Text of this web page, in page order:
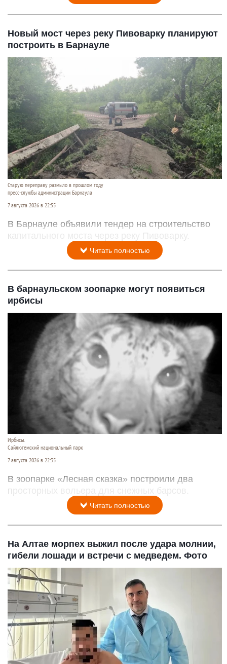
Новый мост через реку Пивоварку планируют
построить в Барнауле
Старую переправу размыло в прошлом году
пресс-службы администрации Барнаула
7 августа 2026 в 22:55
В Барнауле объявили тендер на строительство
капитального моста через реку Пивоварку.
Читать полностью
В барнаульском зоопарке могут появиться
ирбисы
Ирбисы.
Сайлюгемский национальный парк
7 августа 2026 в 22:35
В зоопарке «Лесная сказка» построили два
просторных вольера для снежных барсов.
Читать полностью
На Алтае морпех выжил после удара молнии,
гибели лошади и встречи с медведем. Фото